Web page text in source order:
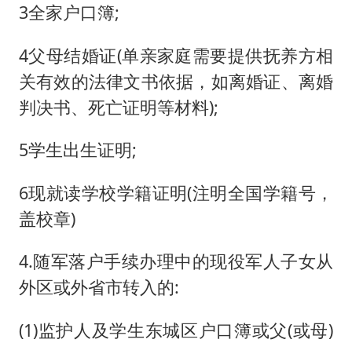
3全家户口簿;
4父母结婚证(单亲家庭需要提供抚养方相
关有效的法律文书依据，如离婚证、离婚
判决书、死亡证明等材料);
5学生出生证明;
6现就读学校学籍证明(注明全国学籍号，
盖校章)
4.随军落户手续办理中的现役军人子女从
外区或外省市转入的:
(1)监护人及学生东城区户口簿或父(或母)